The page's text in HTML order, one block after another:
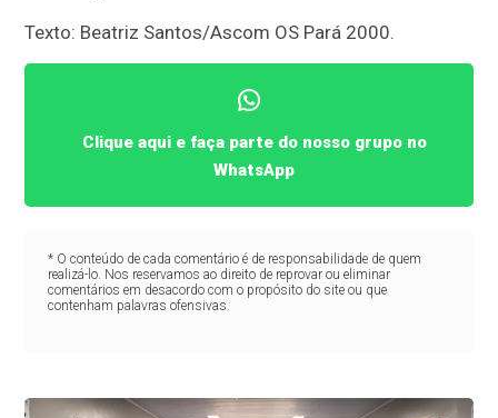
Texto: Beatriz Santos/Ascom OS Pará 2000.
Clique aqui e faça parte do nosso grupo no
WhatsApp
* O conteúdo de cada comentário é de responsabilidade de quem
realizá-lo. Nos reservamos ao direito de reprovar ou eliminar
comentários em desacordo com o propósito do site ou que
contenham palavras ofensivas.